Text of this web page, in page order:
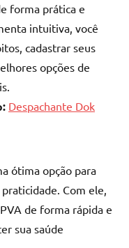
forma prática e
intuitiva, você
cadastrar seus
opções de
Despachante Dok
ótima opção para
Com ele,
de forma rápida e
sua saúde